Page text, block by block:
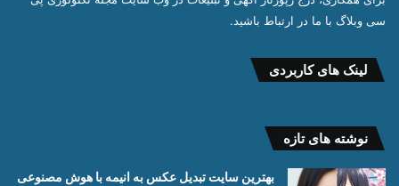
سی وبلاگ با ما در ارتباط باشید.
لینک های کاربردی
نوشته های تازه
بهترین سایت تبدیل عکس به انیمه با هوش مصنوعی